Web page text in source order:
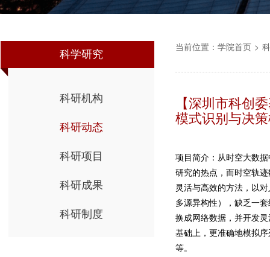
科学研究
科研机构
科研动态
科研项目
科研成果
科研制度
当前位置： 学院首页 >
【深圳市科创
模式识别与决
项目简介：从时空大数
研究的热点，而时空轨
灵活与高效的方法，以
多源异构性），缺乏一
换成网络数据，并开发
基础上，更准确地模拟
等。